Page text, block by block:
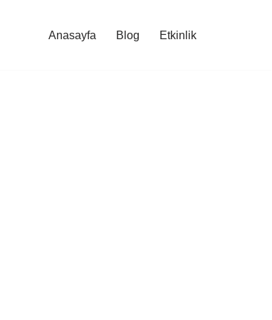
Anasayfa Blog Etkinlik